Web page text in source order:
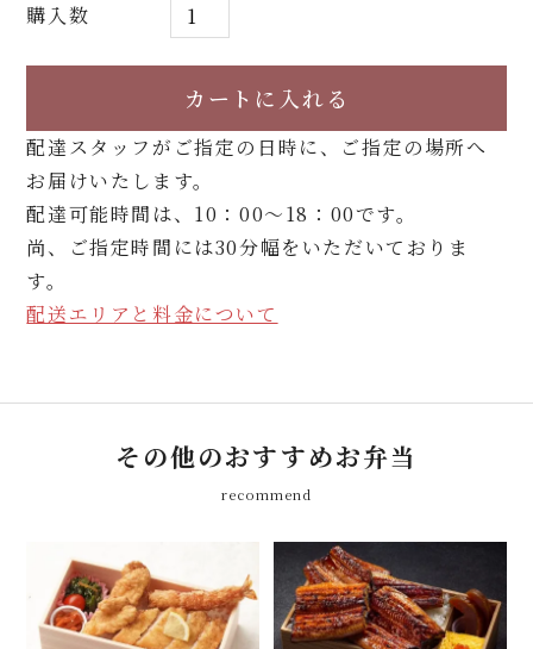
購入数
配達スタッフがご指定の日時に、ご指定の場所へ
お届けいたします。
配達可能時間は、10：00～18：00です。
尚、ご指定時間には30分幅をいただいておりま
す。
配送エリアと料金について
その他のおすすめお弁当
recommend